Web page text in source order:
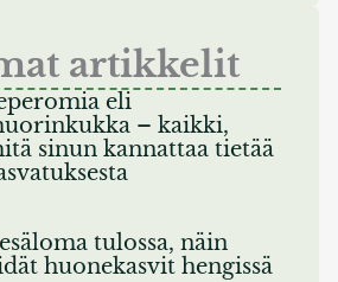
artikkelit
eli
– kaikki,
sinun kannattaa tietää
tulossa, näin
huonekasvit hengissä